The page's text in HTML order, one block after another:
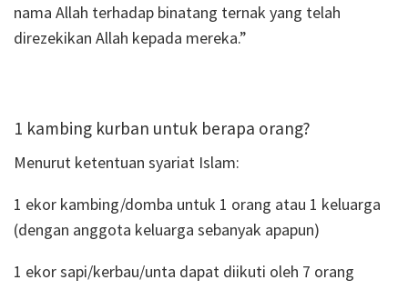
nama Allah terhadap binatang ternak yang telah
direzekikan Allah kepada mereka.”
1 kambing kurban untuk berapa orang?
Menurut ketentuan syariat Islam:
1 ekor kambing/domba untuk 1 orang atau 1 keluarga
(dengan anggota keluarga sebanyak apapun)
1 ekor sapi/kerbau/unta dapat diikuti oleh 7 orang